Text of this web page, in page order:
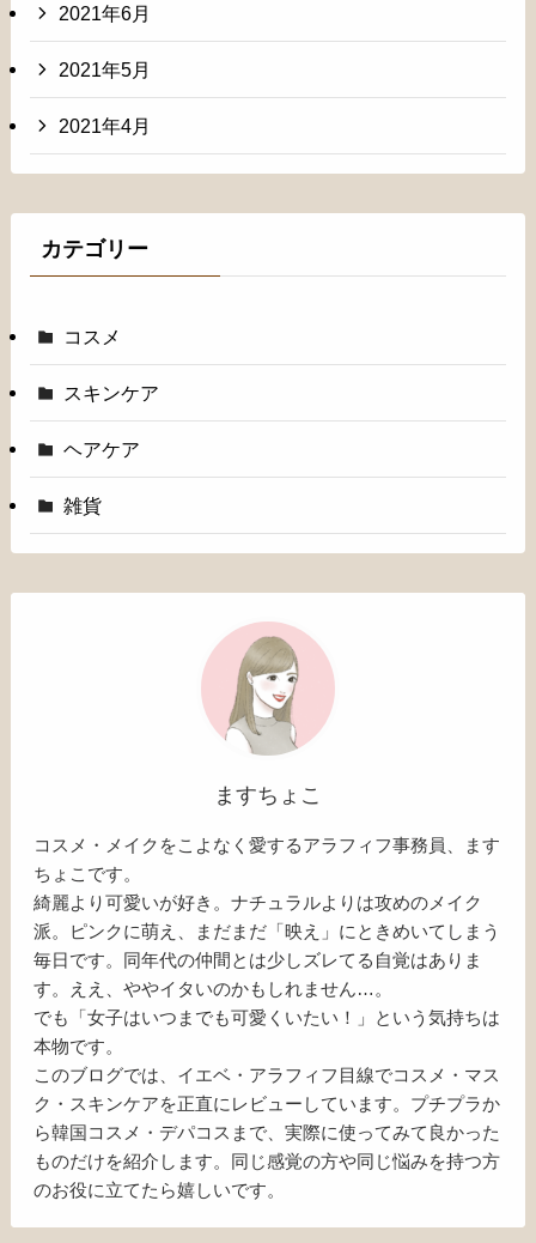
2021年6月
2021年5月
2021年4月
カテゴリー
コスメ
スキンケア
ヘアケア
雑貨
ますちょこ
コスメ・メイクをこよなく愛するアラフィフ事務員、ます
ちょこです。
綺麗より可愛いが好き。ナチュラルよりは攻めのメイク
派。ピンクに萌え、まだまだ「映え」にときめいてしまう
毎日です。同年代の仲間とは少しズレてる自覚はありま
す。ええ、ややイタいのかもしれません…。
でも「女子はいつまでも可愛くいたい！」という気持ちは
本物です。
このブログでは、イエベ・アラフィフ目線でコスメ・マス
ク・スキンケアを正直にレビューしています。プチプラか
ら韓国コスメ・デパコスまで、実際に使ってみて良かった
ものだけを紹介します。同じ感覚の方や同じ悩みを持つ方
のお役に立てたら嬉しいです。